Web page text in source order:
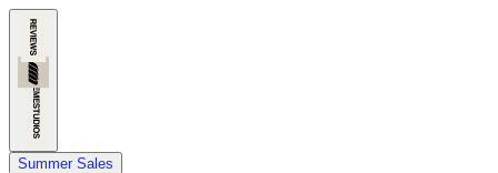
Summer Sales